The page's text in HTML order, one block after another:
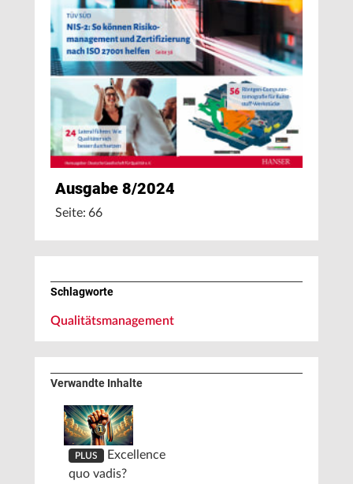
Ausgabe 8/2024
Seite: 66
Schlagworte
Qualitätsmanagement
Verwandte Inhalte
PLUS
Excellence
quo vadis?